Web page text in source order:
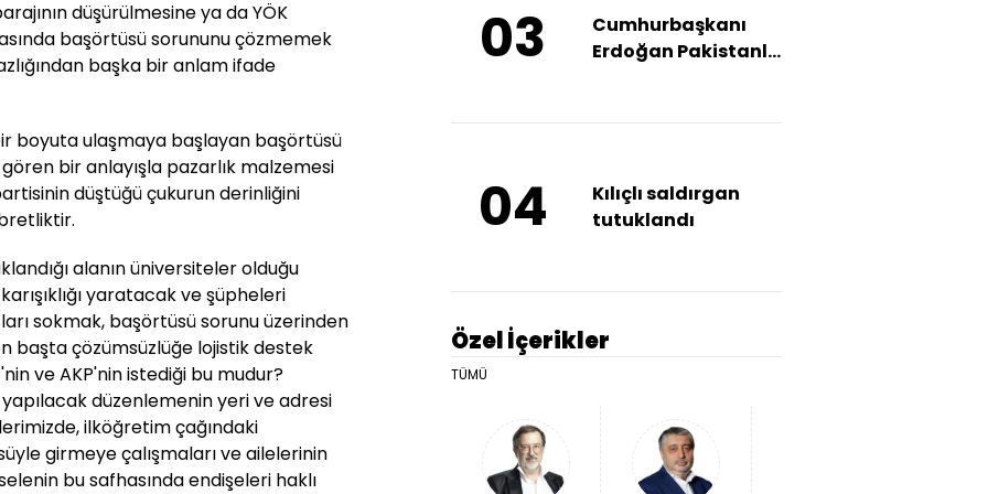
düşürülmesine ya da YÖK
başörtüsü sorununu çözmemek
başka bir anlam ifade
boyuta ulaşmaya başlayan başörtüsü
bir anlayışla pazarlık malzemesi
düştüğü çukurun derinliğini
alanın üniversiteler olduğu
yaratacak ve şüpheleri
sokmak, başörtüsü sorunu üzerinden
başta çözümsüzlüğe lojistik destek
ve AKP'nin istediği bu mudur?
düzenlemenin yeri ve adresi
ilköğretim çağındaki
girmeye çalışmaları ve ailelerinin
bu safhasında endişeleri haklı
Özel İçerikler
TÜMÜ
03
Cumhurbaşkanı
Erdoğan Pakistanlı
04
Kılıçlı saldırgan
tutuklandı